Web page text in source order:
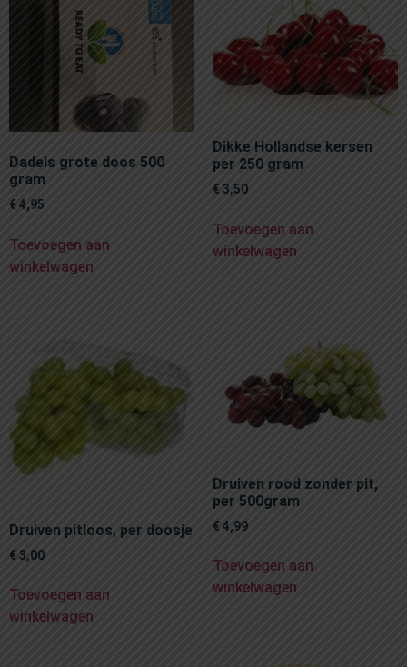
Dadels grote doos 500
gram
€ 4,95
Toevoegen aan
winkelwagen
Dikke Hollandse kersen
per 250 gram
€ 3,50
Toevoegen aan
winkelwagen
Druiven pitloos, per doosje
€ 3,00
Toevoegen aan
winkelwagen
Druiven rood zonder pit,
per 500gram
€ 4,99
Toevoegen aan
winkelwagen